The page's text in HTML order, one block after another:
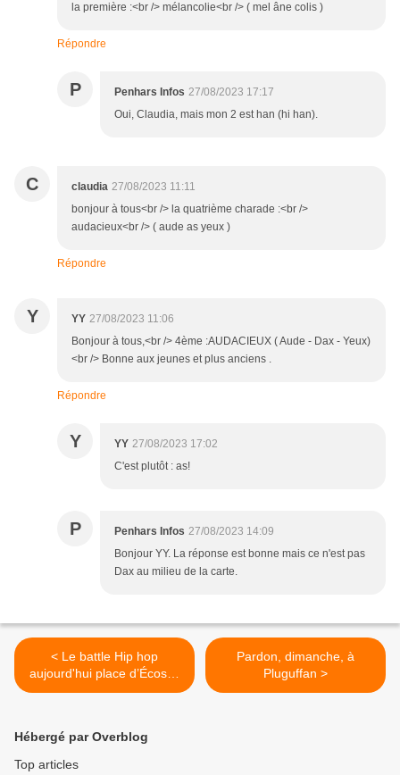
la première :<br /> mélancolie<br /> ( mel âne colis )
Répondre
P Penhars Infos 27/08/2023 17:17
Oui, Claudia, mais mon 2 est han (hi han).
C claudia 27/08/2023 11:11
bonjour à tous<br /> la quatrième charade :<br />
audacieux<br /> ( aude as yeux )
Répondre
Y YY 27/08/2023 11:06
Bonjour à tous,<br /> 4ème :AUDACIEUX ( Aude - Dax - Yeux)
<br /> Bonne aux jeunes et plus anciens .
Répondre
Y YY 27/08/2023 17:02
C'est plutôt : as!
P Penhars Infos 27/08/2023 14:09
Bonjour YY. La réponse est bonne mais ce n'est pas
Dax au milieu de la carte.
< Le battle Hip hop
aujourd'hui place d’Écosse
à Penhars
Pardon, dimanche, à
Pluguffan >
Hébergé par Overblog
Top articles